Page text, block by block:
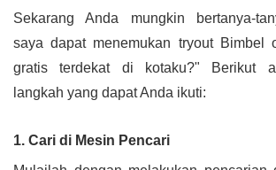
Sekarang Anda mungkin bertanya-
saya dapat menemukan tryout Bimbel
gratis terdekat di kotaku?" Berikut
langkah yang dapat Anda ikuti:
1. Cari di Mesin Pencari